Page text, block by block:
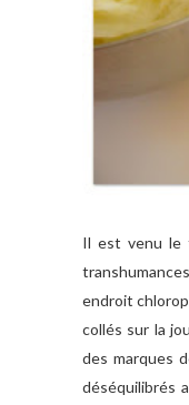
Il est venu le
endroit
collés sur la
des marques
déséquilibrés